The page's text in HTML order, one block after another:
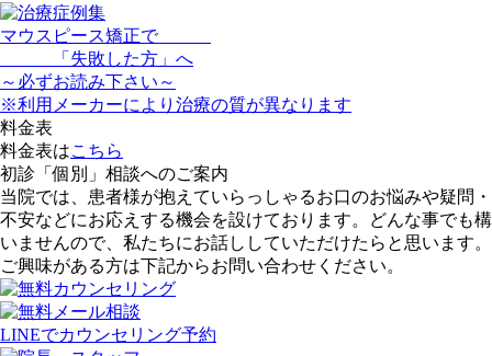
マウスピース矯正で
「 失敗した方 」へ
～ 必ずお読み下さい～
※利用メーカーにより治療の質が異なります
料金表
料金表はこちら
初診「個別」相談へのご案内
当院では、患者様が抱えていらっしゃるお口のお悩みや疑問・
不安などにお応えする機会を設けております。どんな事でも構
いませんので、私たちにお話ししていただけたらと思います。
ご興味がある方は下記からお問い合わせください。
LINEでカウンセリング予約